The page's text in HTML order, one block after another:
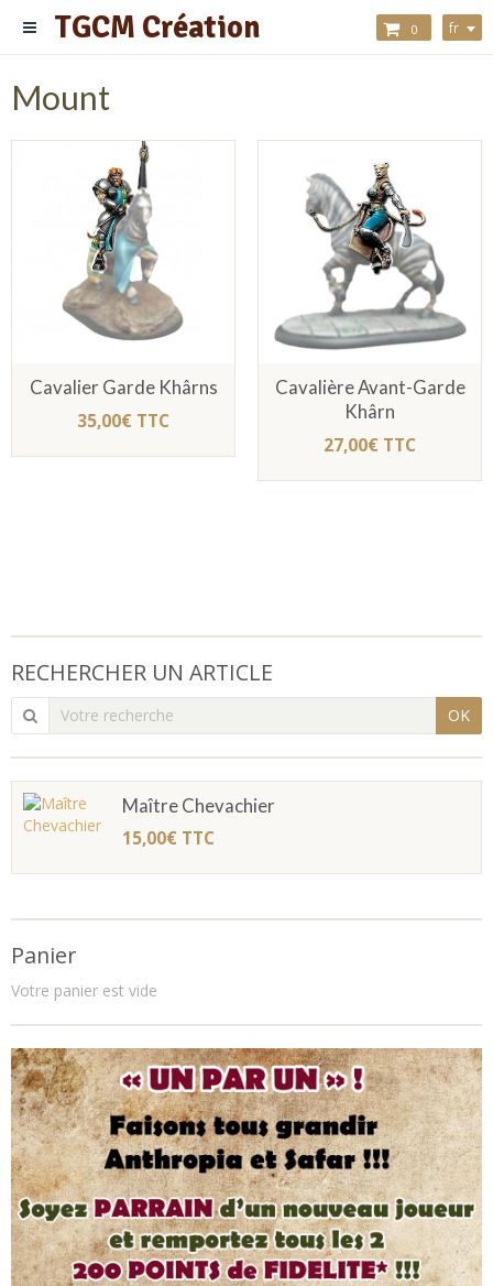
TGCM Création 0 fr
Mount
Cavalier Garde Khârns
35,00€ TTC
Cavalière Avant-Garde
Khârn
27,00€ TTC
RECHERCHER UN ARTICLE
OK
Maître Chevachier
15,00€ TTC
Panier
Votre panier est vide